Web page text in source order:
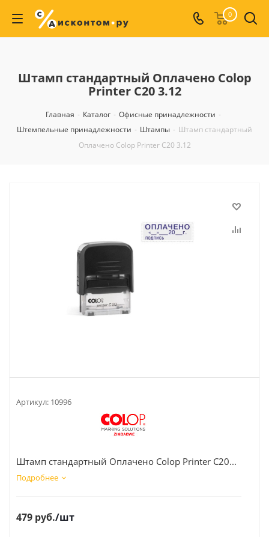
0
Штамп стандартный Оплачено Colop
Printer C20 3.12
Главная - Каталог - Офисные принадлежности -
Штемпельные принадлежности - Штампы - Штамп стандартный
Оплачено Colop Printer C20 3.12
Артикул: 10996
Штамп стандартный Оплачено Colop Printer C20...
Подробнее
479 руб./шт